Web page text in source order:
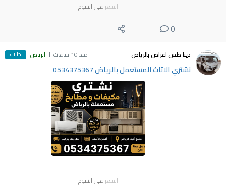
السعر على السوم
0
دينا طش اغراض بالرياض منذ 10 ساعات الرياض طلب
نشتري الاثاث المستعمل بالرياض 0534375367
السعر على السوم